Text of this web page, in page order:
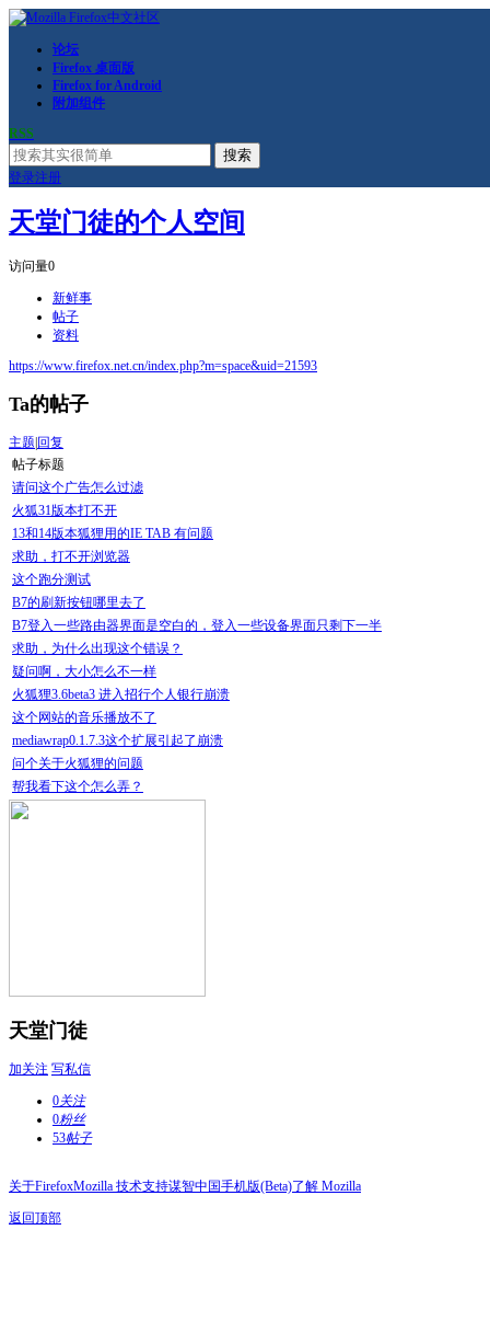
论坛
Firefox 桌面版
Firefox for Android
附加组件
RSS
搜索
登录注册
天堂门徒的个人空间
访问量0
新鲜事
帖子
资料
https://www.firefox.net.cn/index.php?m=space&uid=21593
Ta的帖子
主题 回复
帖子标题
请问这个广告怎么过滤
火狐31版本打不开
13和14版本狐狸用的IE TAB 有问题
求助，打不开浏览器
这个跑分测试
B7的刷新按钮哪里去了
B7登入一些路由器界面是空白的，登入一些设备界面只剩下一半
求助，为什么出现这个错误？
疑问啊，大小怎么不一样
火狐狸3.6beta3 进入招行个人银行崩溃
这个网站的音乐播放不了
mediawrap0.1.7.3这个扩展引起了崩溃
问个关于火狐狸的问题
帮我看下这个怎么弄？
天堂门徒
加关注 写私信
0关注
0粉丝
53帖子
关于FirefoxMozilla 技术支持谋智中国手机版(Beta)了解 Mozilla
返回顶部